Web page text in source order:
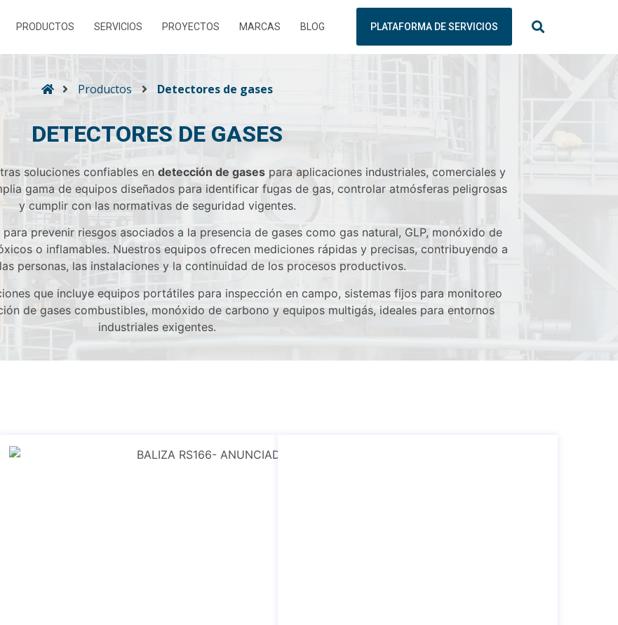
PRODUCTOS SERVICIOS PROYECTOS MARCAS BLOG PLATAFORMA DE SERVICIOS
Productos Detectores de gases
DETECTORES DE GASES
soluciones confiables en detección de gasespara aplicaciones industriales, comerciales y
gama de equipos diseñados para identificar fugas de gas, controlar atmósferas peligrosas
y cumplir con las normativas de seguridad vigentes.
prevenir riesgos asociados a la presencia de gases como gas natural, GLP, monóxido de
o inflamables. Nuestros equipos ofrecen mediciones rápidas y precisas, contribuyendo a
personas, las instalaciones y la continuidad de los procesos productivos.
que incluye equipos portátiles para inspección en campo, sistemas fijos para monitoreo
de gases combustibles, monóxido de carbono y equipos multigás, ideales para entornos
industriales exigentes.